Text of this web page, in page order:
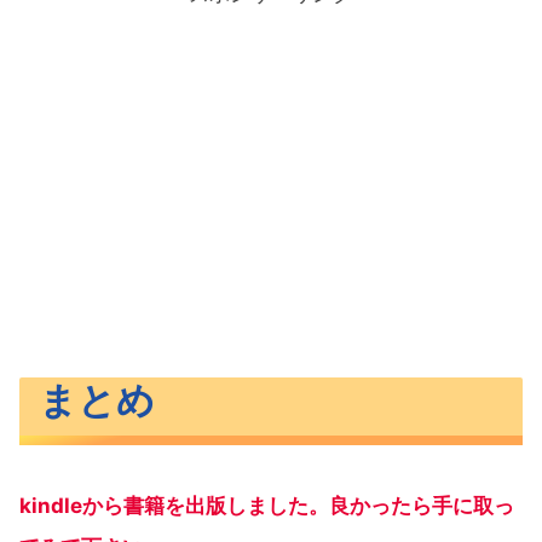
まとめ
kindleから書籍を出版しました。良かったら手に取っ